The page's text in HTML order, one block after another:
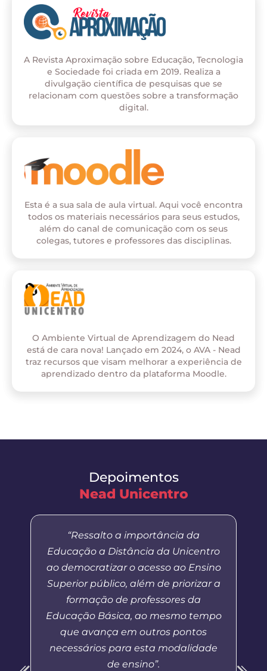
A Revista Aproximação sobre Educação, Tecnologia
e Sociedade foi criada em 2019. Realiza a
divulgação científica de pesquisas que se
relacionam com questões sobre a transformação
digital.
Esta é a sua sala de aula virtual. Aqui você encontra
todos os materiais necessários para seus estudos,
além do canal de comunicação com os seus
colegas, tutores e professores das disciplinas.
O Ambiente Virtual de Aprendizagem do Nead
está de cara nova! Lançado em 2024, o AVA - Nead
traz recursos que visam melhorar a experiência de
aprendizado dentro da plataforma Moodle.
Depoimentos
Nead Unicentro
“Ressalto a importância da
Educação a Distância da Unicentro
ao democratizar o acesso ao Ensino
Superior público, além de priorizar a
formação de professores da
Educação Básica, ao mesmo tempo
que avança em outros pontos
necessários para esta modalidade
de ensino”.